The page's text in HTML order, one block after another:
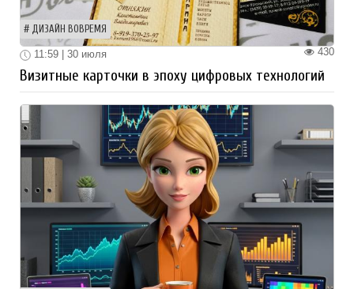
ДИЗАЙН ВОВРЕМЯ
430
11:59 | 30 июля
Визитные карточки в эпоху цифровых технологий